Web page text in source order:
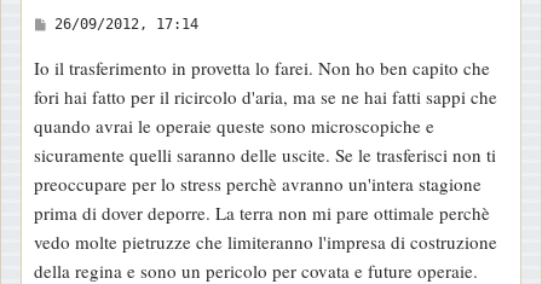
M
s
s
a
g
g
i
o
26/09/2012, 17:14
Io il trasferimento in provetta lo farei. Non ho ben capito che
fori hai fatto per il ricircolo d'aria, ma se ne hai fatti sappi che
quando avrai le operaie queste sono microscopiche e
sicuramente quelli saranno delle uscite. Se le trasferisci non ti
preoccupare per lo stress perchè avranno un'intera stagione
prima di dover deporre. La terra non mi pare ottimale perchè
vedo molte pietruzze che limiteranno l'impresa di costruzione
della regina e sono un pericolo per covata e future operaie.